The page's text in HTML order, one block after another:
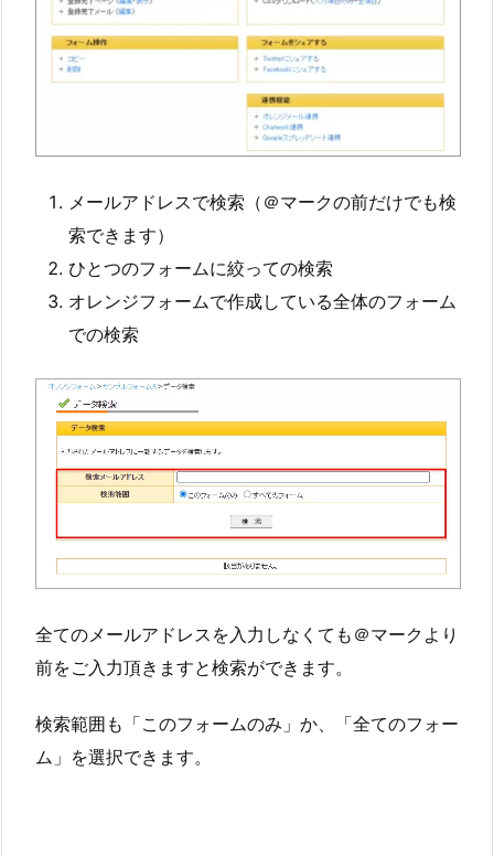
メールアドレスで検索（＠マークの前だけでも検
索できます）
ひとつのフォームに絞っての検索
オレンジフォームで作成している全体のフォーム
での検索
全てのメールアドレスを入力しなくても＠マークより
前をご入力頂きますと検索ができます。
検索範囲も「このフォームのみ」か、「全てのフォー
ム」を選択できます。